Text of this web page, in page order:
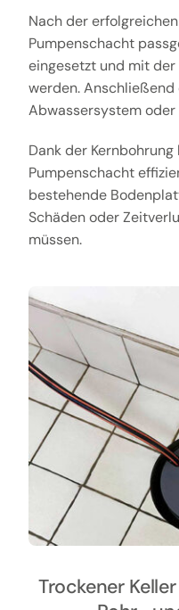
Nach der
Pumpenschacht
eingesetzt und mit
werden.
Abwassersystem oder
Dank der
Pumpenschacht
bestehende
Schäden oder
müssen.
Trockener